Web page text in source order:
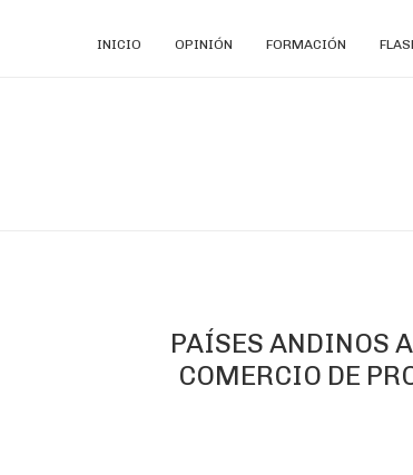
INICIO OPINIÓN FORMACIÓN
PAÍSES ANDINOS
COMERCIO DE